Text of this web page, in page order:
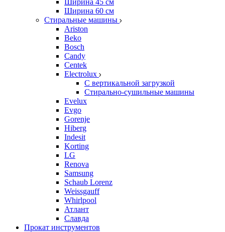
Ширина 45 см
Ширина 60 см
Стиральные машины
Ariston
Beko
Bosch
Candy
Centek
Electrolux
С вертикальной загрузкой
Стирально-сушильные машины
Evelux
Evgo
Gorenje
Hiberg
Indesit
Korting
LG
Renova
Samsung
Schaub Lorenz
Weissgauff
Whirlpool
Атлант
Славда
Прокат инструментов